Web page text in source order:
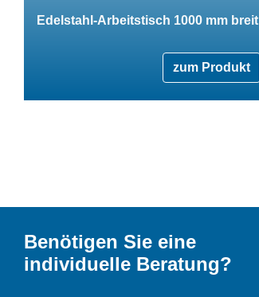
Edelstahl-Arbeitstisch 1000 mm breit
zum Produkt
Benötigen Sie eine
individuelle Beratung?